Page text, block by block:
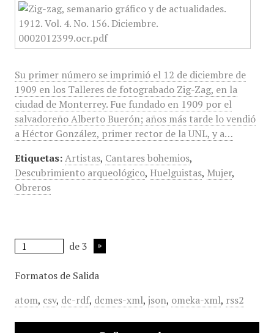
Su primer número se imprimió el 12 de diciembre de
1909 en los Talleres de fotograbado Zig-Zag, en la
ciudad de Monterrey. Fue fundado en 1909 por el
salvadoreño Alberto Buerón; años más tarde lo vendió
a Héctor González, primer rector de la UNL, y a…
Etiquetas: Artistas, Cantares bohemios,
Descubrimiento arqueológico, Huelguistas, Mujer,
Obreros
de 3
Formatos de Salida
atom, csv, dc-rdf, dcmes-xml, json, omeka-xml, rss2